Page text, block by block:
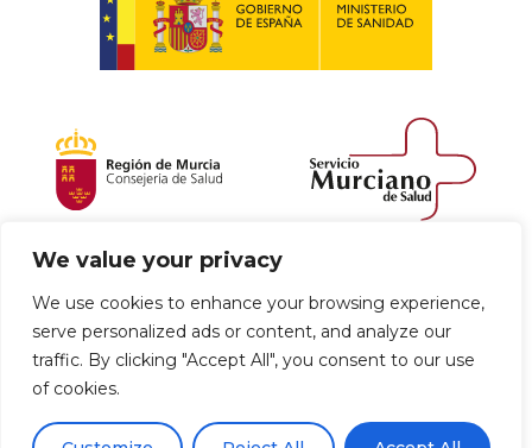
We value your privacy
We use cookies to enhance your browsing experience,
serve personalized ads or content, and analyze our
traffic. By clicking "Accept All", you consent to our use
of cookies.
Política de envío y devoluciones
Política de privacidad Uso de cookies